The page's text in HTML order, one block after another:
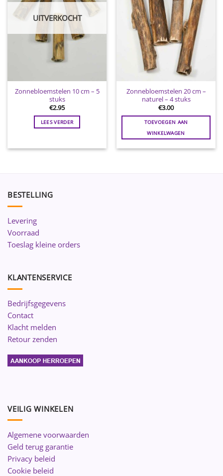
UITVERKOCHT
Zonnebloemstelen 10 cm – 5
stuks
€2.95
LEES VERDER
Zonnebloemstelen 20 cm –
naturel – 4 stuks
€3.00
TOEVOEGEN AAN
WINKELWAGEN
BESTELLING
Levering
Voorraad
Toeslag kleine orders
KLANTENSERVICE
Bedrijfsgegevens
Contact
Klacht melden
Retour zenden
VEILIG WINKELEN
Algemene voorwaarden
Geld terug garantie
Privacy beleid
Cookie beleid